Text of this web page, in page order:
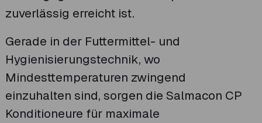
zuverlässig erreicht ist.
Gerade in der Futtermittel- und
Hygienisierungstechnik, wo
Mindesttemperaturen zwingend
einzuhalten sind, sorgen die Salmacon CP
Konditioneure für maximale